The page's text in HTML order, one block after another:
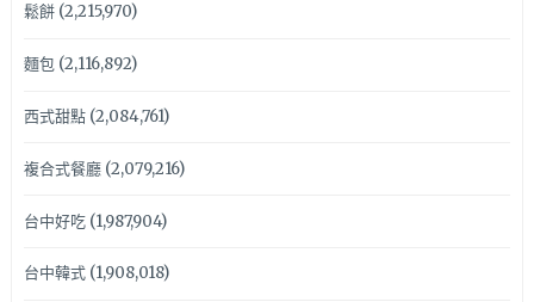
鬆餅(2,215,970)
麵包(2,116,892)
西式甜點(2,084,761)
複合式餐廳(2,079,216)
台中好吃(1,987,904)
台中韓式(1,908,018)